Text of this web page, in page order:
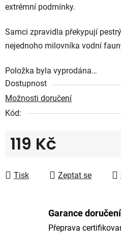
extrémní podmínky.
Samci zpravidla překypují
nejednoho milovníka vodní
Položka byla vyprodána…
Dostupnost
Možnosti doručení
Kód:
119 Kč
Tisk
Zeptat se
Garance doručení
Přeprava